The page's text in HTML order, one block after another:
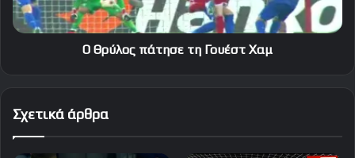
Ο Θρύλος πάτησε τη Γουέστ Χαμ
Σχετικά άρθρα